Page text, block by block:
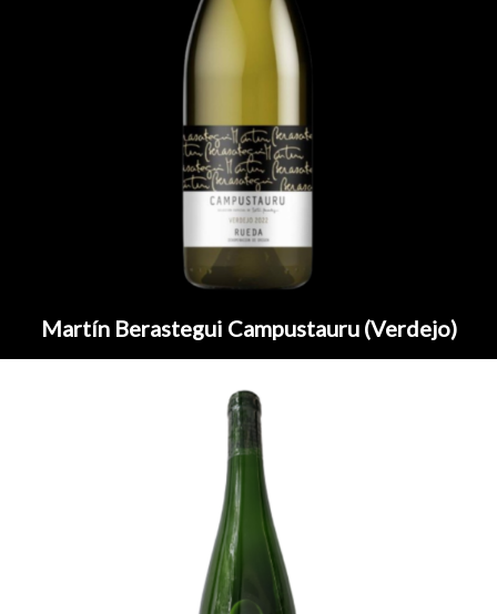
Martín Berastegui Campustauru (Verdejo)